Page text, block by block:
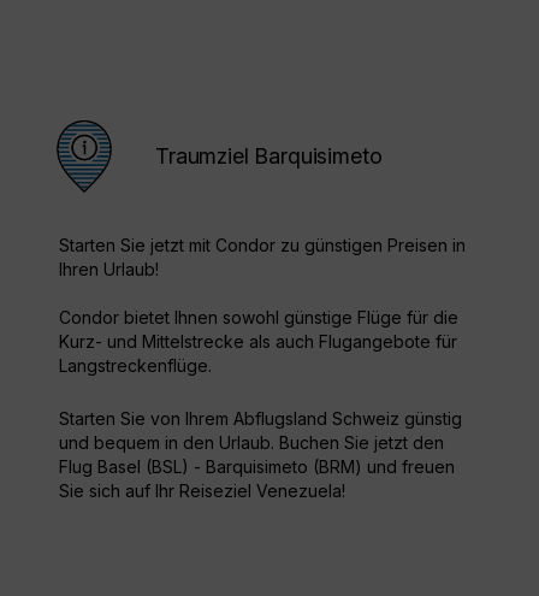
Traumziel Barquisimeto
Starten Sie jetzt mit Condor zu günstigen Preisen in
Ihren Urlaub!
Condor bietet Ihnen sowohl günstige Flüge für die
Kurz- und Mittelstrecke als auch Flugangebote für
Langstreckenflüge.
Starten Sie von Ihrem Abflugsland Schweiz günstig
und bequem in den Urlaub. Buchen Sie jetzt den
Flug Basel (BSL) - Barquisimeto (BRM) und freuen
Sie sich auf Ihr Reiseziel Venezuela!